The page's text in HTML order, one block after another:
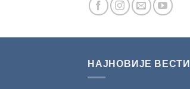
НАЈНОВИЈЕ ВЕСТИ